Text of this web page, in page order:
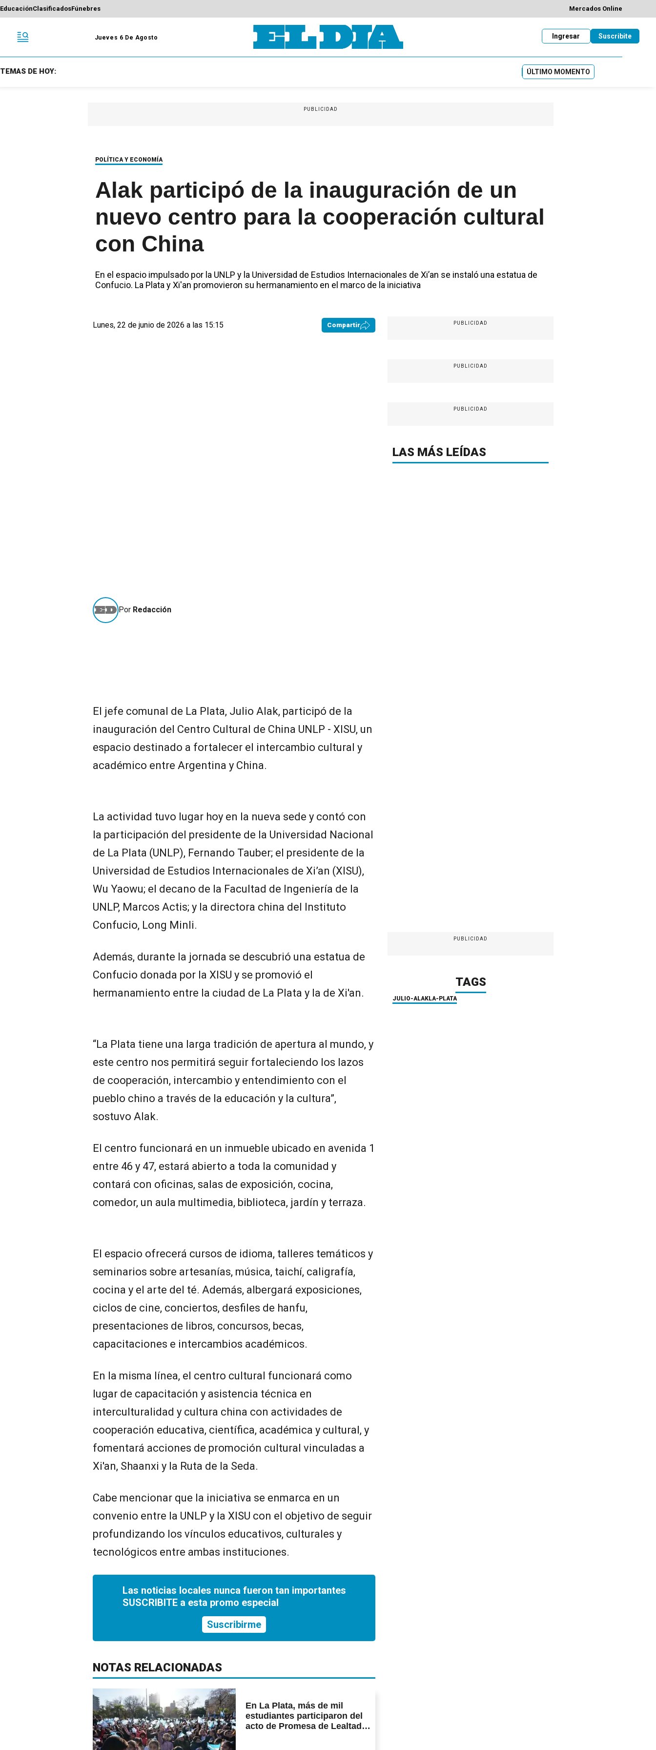
EducaciónClasificadosFúnebres Mercados Online
Jueves 6 De Agosto Suscribite
Ingresar
TEMAS DE HOY: ÚLTIMO MOMENTO
PUBLICIDAD
POLÍTICA Y ECONOMÍA
Alak participó de la inauguración de un
nuevo centro para la cooperación cultural
con China
En el espacio impulsado por la UNLP y la Universidad de Estudios Internacionales de Xi’an se instaló una estatua de
Confucio. La Plata y Xi'an promovieron su hermanamiento en el marco de la iniciativa
Lunes, 22 de junio de 2026 a las 15:15 Compartir
Por Redacción
El jefe comunal de La Plata, Julio Alak, participó de la
inauguración del Centro Cultural de China UNLP - XISU, un
espacio destinado a fortalecer el intercambio cultural y
académico entre Argentina y China.
La actividad tuvo lugar hoy en la nueva sede y contó con
la participación del presidente de la Universidad Nacional
de La Plata (UNLP), Fernando Tauber; el presidente de la
Universidad de Estudios Internacionales de Xi’an (XISU),
Wu Yaowu; el decano de la Facultad de Ingeniería de la
UNLP, Marcos Actis; y la directora china del Instituto
Confucio, Long Minli.
Además, durante la jornada se descubrió una estatua de
Confucio donada por la XISU y se promovió el
hermanamiento entre la ciudad de La Plata y la de Xi'an.
“La Plata tiene una larga tradición de apertura al mundo, y
este centro nos permitirá seguir fortaleciendo los lazos
de cooperación, intercambio y entendimiento con el
pueblo chino a través de la educación y la cultura”,
sostuvo Alak.
El centro funcionará en un inmueble ubicado en avenida 1
entre 46 y 47, estará abierto a toda la comunidad y
contará con oficinas, salas de exposición, cocina,
comedor, un aula multimedia, biblioteca, jardín y terraza.
El espacio ofrecerá cursos de idioma, talleres temáticos y
seminarios sobre artesanías, música, taichí, caligrafía,
cocina y el arte del té. Además, albergará exposiciones,
ciclos de cine, conciertos, desfiles de hanfu,
presentaciones de libros, concursos, becas,
capacitaciones e intercambios académicos.
En la misma línea, el centro cultural funcionará como
lugar de capacitación y asistencia técnica en
interculturalidad y cultura china con actividades de
cooperación educativa, científica, académica y cultural, y
fomentará acciones de promoción cultural vinculadas a
Xi'an, Shaanxi y la Ruta de la Seda.
Cabe mencionar que la iniciativa se enmarca en un
convenio entre la UNLP y la XISU con el objetivo de seguir
profundizando los vínculos educativos, culturales y
tecnológicos entre ambas instituciones.
Las noticias locales nunca fueron tan importantes
SUSCRIBITE a esta promo especial
Suscribirme
NOTAS RELACIONADAS
En La Plata, más de mil
estudiantes participaron del
acto de Promesa de Lealtad a
PUBLICIDAD
PUBLICIDAD
PUBLICIDAD
LAS MÁS LEÍDAS
PUBLICIDAD
TAGS
JULIO-ALAKLA-PLATA